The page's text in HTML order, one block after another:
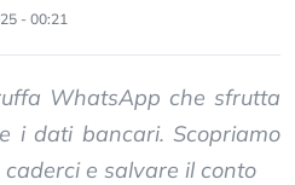
- 00:21
WhatsApp che sfrutta
i dati bancari. Scopriamo
e salvare il conto